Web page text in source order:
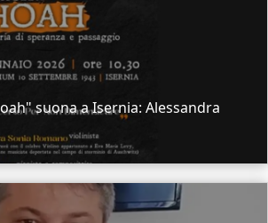
suona a Isernia: Alessandra